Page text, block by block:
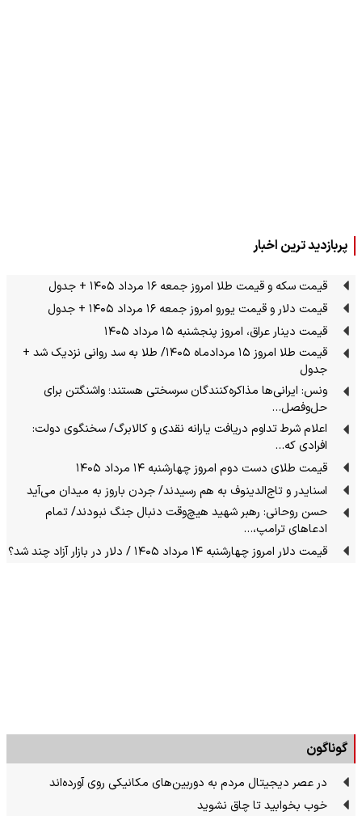
پربازدید ترین اخبار
قیمت سکه و قیمت طلا امروز جمعه ۱۶ مرداد ۱۴۰۵ + جدول
قیمت دلار و قیمت یورو امروز جمعه ۱۶ مرداد ۱۴۰۵ + جدول
قیمت دینار عراق، امروز پنجشنبه ۱۵ مرداد ۱۴۰۵
قیمت طلا امروز ۱۵ مردادماه ۱۴۰۵/ طلا به سد روانی نزدیک شد +
جدول
ونس: ایرانی‌ها مذاکره‌کنندگان سرسختی هستند؛ واشنگتن برای
حل‌وفصل…
اعلام شرط تداوم دریافت یارانه نقدی و کالابرگ/ سخنگوی دولت:
افرادی که…
قیمت طلای دست دوم امروز چهارشنبه ۱۴ مرداد ۱۴۰۵
اسنایدر و تاج‌الدینوف به هم رسیدند/ جردن باروز به میدان می‌آید
حسن روحانی: رهبر شهید هیچ‌وقت دنبال جنگ نبودند/ تمام
ادعاهای ترامپ،…
قیمت دلار امروز چهارشنبه ۱۴ مرداد ۱۴۰۵ / دلار در بازار آزاد چند شد؟
گوناگون
در عصر دیجیتال مردم به دوربین‌های مکانیکی روی آورده‌اند
خوب بخوابید تا چاق نشوید